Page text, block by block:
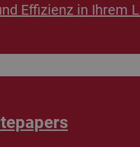
Effizienz in Ihrem